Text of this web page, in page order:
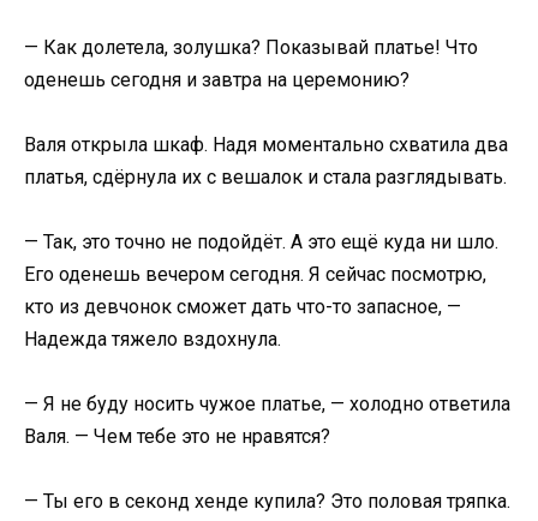
​— Как долетела, золушка? Показывай платье! Что
оденешь сегодня и завтра на церемонию?​
​Валя открыла шкаф. Надя моментально схватила два
платья, сдёрнула их с вешалок и стала разглядывать.​
​— Так, это точно не подойдёт. А это ещё куда ни шло.
Его оденешь вечером сегодня. Я сейчас посмотрю,
кто из девчонок сможет дать что-то запасное, —
Надежда тяжело вздохнула.​
​— Я не буду носить чужое платье, — холодно ответила
Валя. — Чем тебе это не нравятся?​
​— Ты его в секонд хенде купила? Это половая тряпка.